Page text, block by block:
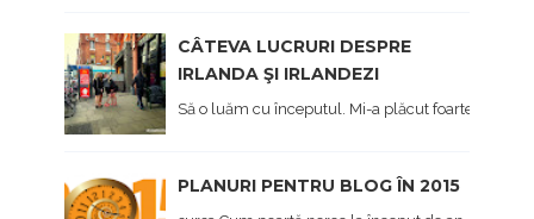
CÂTEVA LUCRURI DESPRE
IRLANDA ŞI IRLANDEZI
Să o luăm cu începutul. Mi-a plăcut foarte mult
PLANURI PENTRU BLOG ÎN 2015